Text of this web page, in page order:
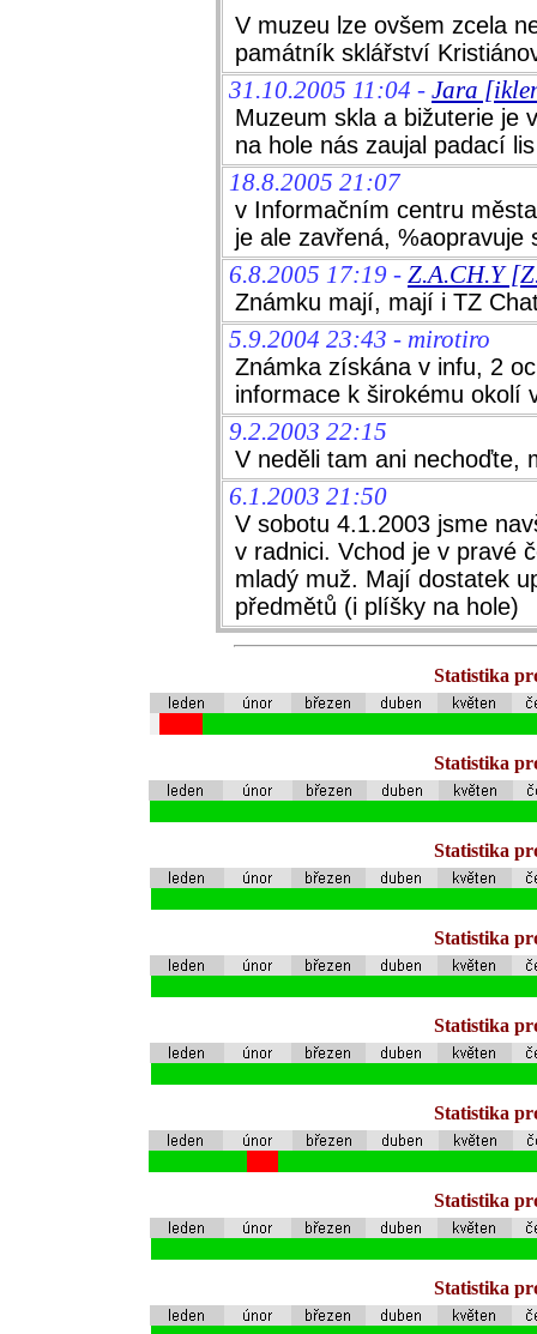
V muzeu lze ovšem zcela
památník sklářství
31.10.2005 11:04 - Jara
Muzeum skla a bižuterie je
na hole nás zaujal padací
18.8.2005 21:07
v Informačním centru
je ale zavřená, %aopravuje
6.8.2005 17:19 - Z.A.CH.Y
Známku mají, mají i TZ
5.9.2004 23:43 - mirotiro
Známka získána v infu, 2
informace k širokému okolí
9.2.2003 22:15
V neděli tam ani nechoďte,
6.1.2003 21:50
V sobotu 4.1.2003 jsme
v radnici. Vchod je v pravé
mladý muž. Mají dostatek
předmětů (i plíšky na hole)
Statistika
Statistika
Statistika
Statistika
Statistika
Statistika
Statistika
Statistika